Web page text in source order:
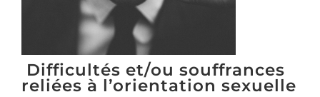
Difficultés et/ou souffrances
reliées à l’orientation sexuelle